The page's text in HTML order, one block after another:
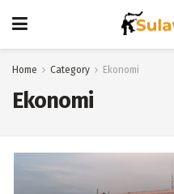
Home Category Ekonomi
Ekonomi